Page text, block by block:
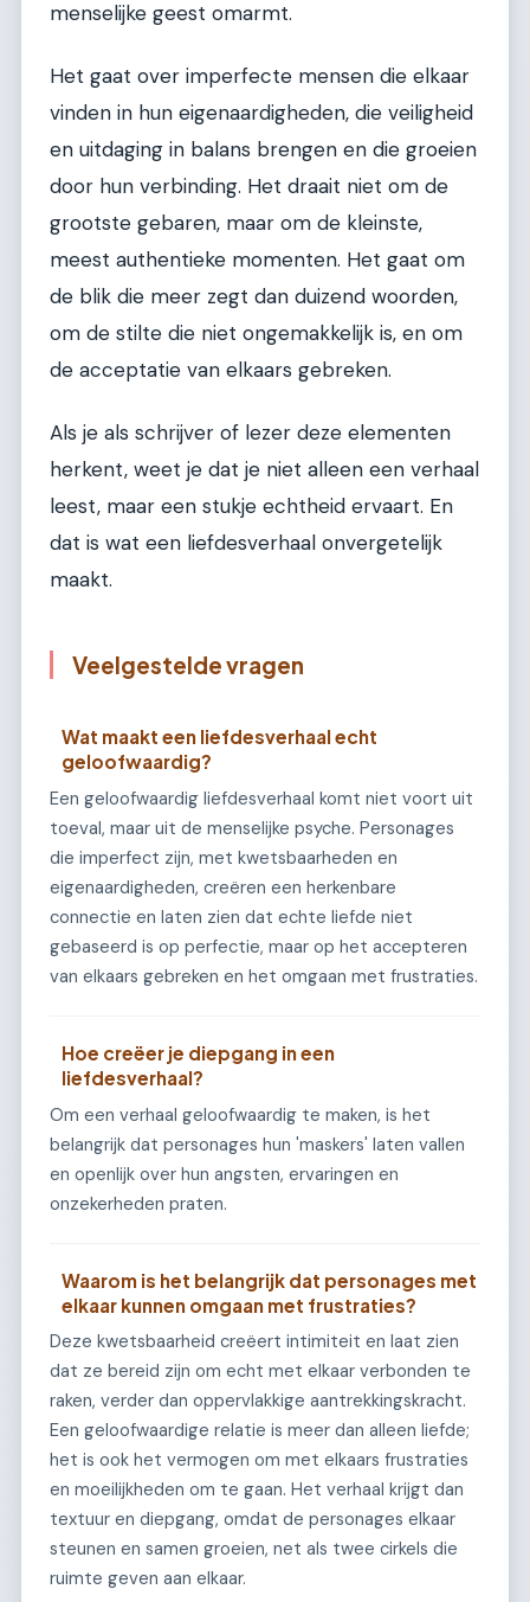
menselijke geest omarmt.
Het gaat over imperfecte mensen die elkaar
vinden in hun eigenaardigheden, die veiligheid
en uitdaging in balans brengen en die groeien
door hun verbinding. Het draait niet om de
grootste gebaren, maar om de kleinste,
meest authentieke momenten. Het gaat om
de blik die meer zegt dan duizend woorden,
om de stilte die niet ongemakkelijk is, en om
de acceptatie van elkaars gebreken.
Als je als schrijver of lezer deze elementen
herkent, weet je dat je niet alleen een verhaal
leest, maar een stukje echtheid ervaart. En
dat is wat een liefdesverhaal onvergetelijk
maakt.
Veelgestelde vragen
Wat maakt een liefdesverhaal echt
geloofwaardig?
Een geloofwaardig liefdesverhaal komt niet voort uit
toeval, maar uit de menselijke psyche. Personages
die imperfect zijn, met kwetsbaarheden en
eigenaardigheden, creëren een herkenbare
connectie en laten zien dat echte liefde niet
gebaseerd is op perfectie, maar op het accepteren
van elkaars gebreken en het omgaan met frustraties.
Hoe creëer je diepgang in een
liefdesverhaal?
Om een verhaal geloofwaardig te maken, is het
belangrijk dat personages hun 'maskers' laten vallen
en openlijk over hun angsten, ervaringen en
onzekerheden praten.
Waarom is het belangrijk dat personages met
elkaar kunnen omgaan met frustraties?
Deze kwetsbaarheid creëert intimiteit en laat zien
dat ze bereid zijn om echt met elkaar verbonden te
raken, verder dan oppervlakkige aantrekkingskracht.
Een geloofwaardige relatie is meer dan alleen liefde;
het is ook het vermogen om met elkaars frustraties
en moeilijkheden om te gaan. Het verhaal krijgt dan
textuur en diepgang, omdat de personages elkaar
steunen en samen groeien, net als twee cirkels die
ruimte geven aan elkaar.